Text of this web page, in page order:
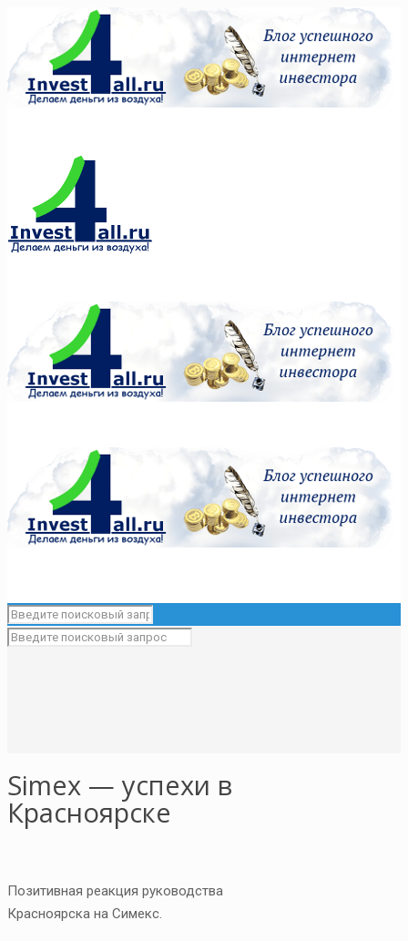
Simex — успехи в
Красноярске
Позитивная реакция руководства
Красноярска на Симекс.